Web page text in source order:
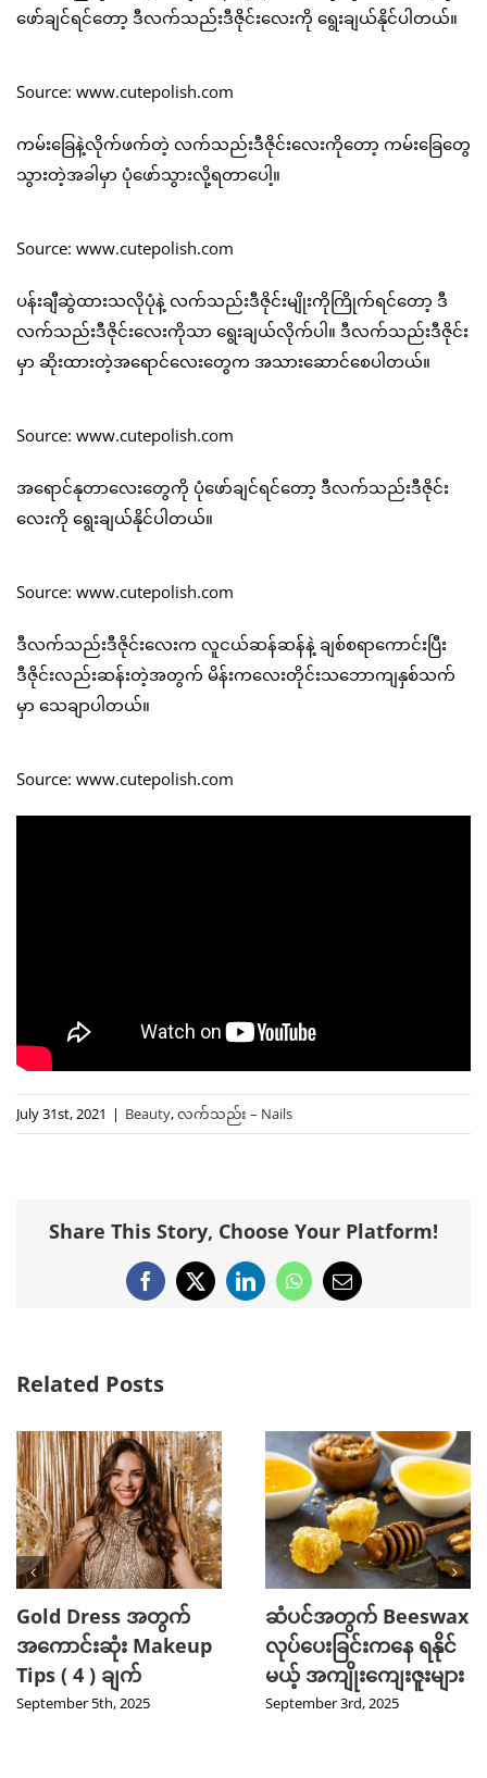
ဖော်ချင်ရင်တော့ ဒီလက်သည်းဒီဇိုင်းလေးကို ရွေးချယ်နိုင်ပါတယ်။
Source: www.cutepolish.com
ကမ်းခြေနဲ့လိုက်ဖက်တဲ့ လက်သည်းဒီဇိုင်းလေးကိုတော့ ကမ်းခြေတွေ
သွားတဲ့အခါမှာ ပုံဖော်သွားလို့ရတာပေါ့။
Source: www.cutepolish.com
ပန်းချီဆွဲထားသလိုပုံနဲ့ လက်သည်းဒီဇိုင်းမျိုးကိုကြိုက်ရင်တော့ ဒီ
လက်သည်းဒီဇိုင်းလေးကိုသာ ရွေးချယ်လိုက်ပါ။ ဒီလက်သည်းဒီဇိုင်း
မှာ ဆိုးထားတဲ့အရောင်လေးတွေက အသားဆောင်စေပါတယ်။
Source: www.cutepolish.com
အရောင်နုတာလေးတွေကို ပုံဖော်ချင်ရင်တော့ ဒီလက်သည်းဒီဇိုင်း
လေးကို ရွေးချယ်နိုင်ပါတယ်။
Source: www.cutepolish.com
ဒီလက်သည်းဒီဇိုင်းလေးက လူငယ်ဆန်ဆန်နဲ့ ချစ်စရာကောင်းပြီး
ဒီဇိုင်းလည်းဆန်းတဲ့အတွက် မိန်းကလေးတိုင်းသဘောကျနှစ်သက်
မှာ သေချာပါတယ်။
Source: www.cutepolish.com
July 31st, 2021 | Beauty,လက်သည်း – Nails
Share This Story, Choose Your Platform!
Facebook
X LinkedInWhatsApp
Email
Related Posts
Gold Dress အတွက်
အကောင်းဆုံး Makeup
Tips ( 4 ) ချက်
September 5th, 2025
ဆံပင်အတွက် Beeswax
လုပ်ပေးခြင်းကနေ ရနိုင်
မယ့် အကျိုးကျေးဇူးများ
September 3rd, 2025